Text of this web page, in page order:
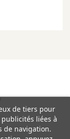
de tiers pour
liées à
de navigation.